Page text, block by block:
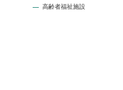
高齢者福祉施設